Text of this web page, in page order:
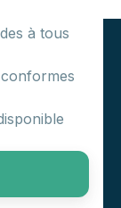
à tous